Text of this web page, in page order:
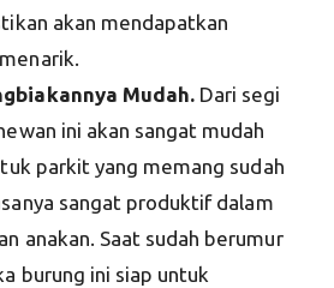
akan mendapatkan
Mudah. Dari segi
ini akan sangat mudah
parkit yang memang sudah
sangat produktif dalam
anakan. Saat sudah berumur
burung ini siap untuk